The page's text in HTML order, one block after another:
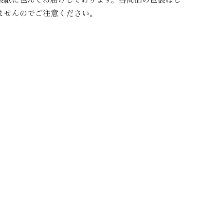
せんのでご注意ください。